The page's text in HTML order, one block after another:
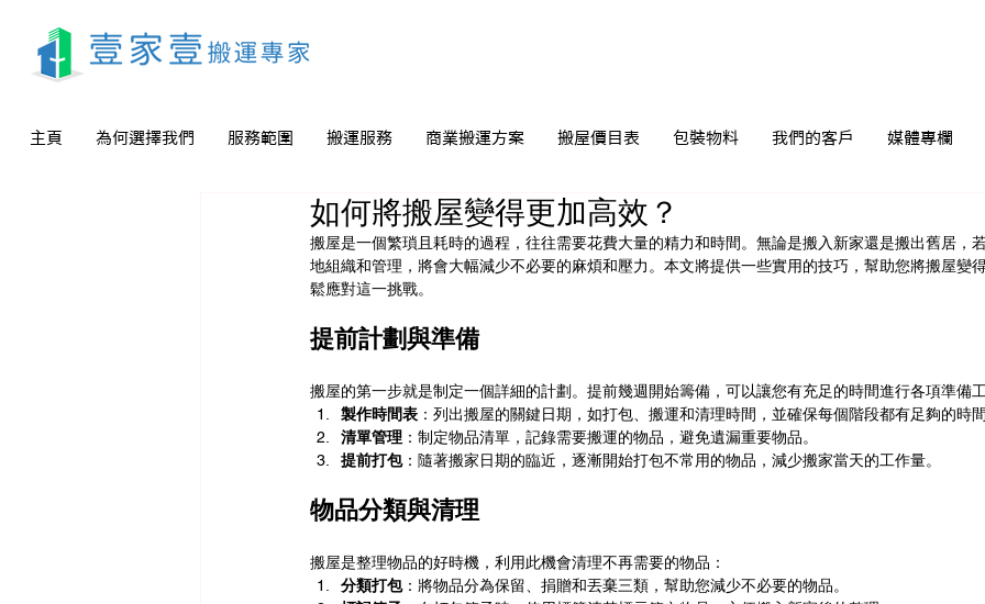
主頁 為何選擇我們 服務範圍 搬運服務 商業搬運方案 搬屋價目表 包裝物料 我們的客戶 媒體專欄
如何將搬屋變得更加高效？
搬屋是一個繁瑣且耗時的過程，往往需要花費大量的精力和時間。無論是搬入新家還是搬出舊居，
地組織和管理，將會大幅減少不必要的麻煩和壓力。本文將提供一些實用的技巧，幫助您將搬屋變
鬆應對這一挑戰。
提前計劃與準備
搬屋的第一步就是制定一個詳細的計劃。提前幾週開始籌備，可以讓您有充足的時間進行各項準備工
製作時間表 ：列出搬屋的關鍵日期，如打包、搬運和清理時間，並確保每個階段都有足夠的時間
清單管理 ：制定物品清單，記錄需要搬運的物品，避免遺漏重要物品。
提前打包：隨著搬家日期的臨近，逐漸開始打包不常用的物品，減少搬家當天的工作量。
物品分類與清理
搬屋是整理物品的好時機，利用此機會清理不再需要的物品：
分類打包：將物品分為保留、捐贈和丟棄三類，幫助您減少不必要的物品。